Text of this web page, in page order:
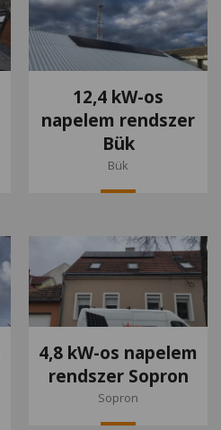
12,4 kW-os
napelem rendszer
Bük
Bük
4,8 kW-os napelem
rendszer Sopron
Sopron